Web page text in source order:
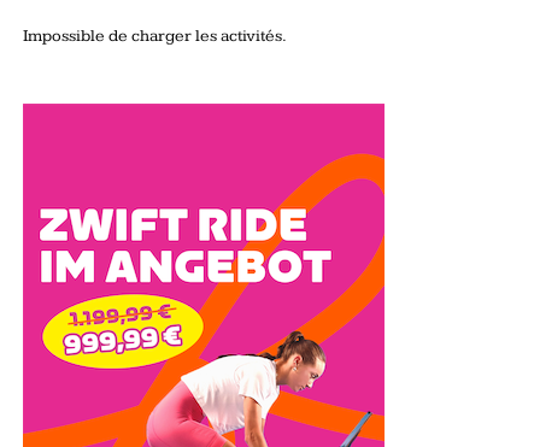
Impossible de charger les activités.